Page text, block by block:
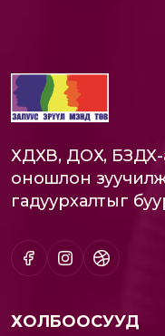
ХДХВ, ДОХ, БЗДХ-
оношлон
гадуурхалтыг
ХОЛБООСУУД